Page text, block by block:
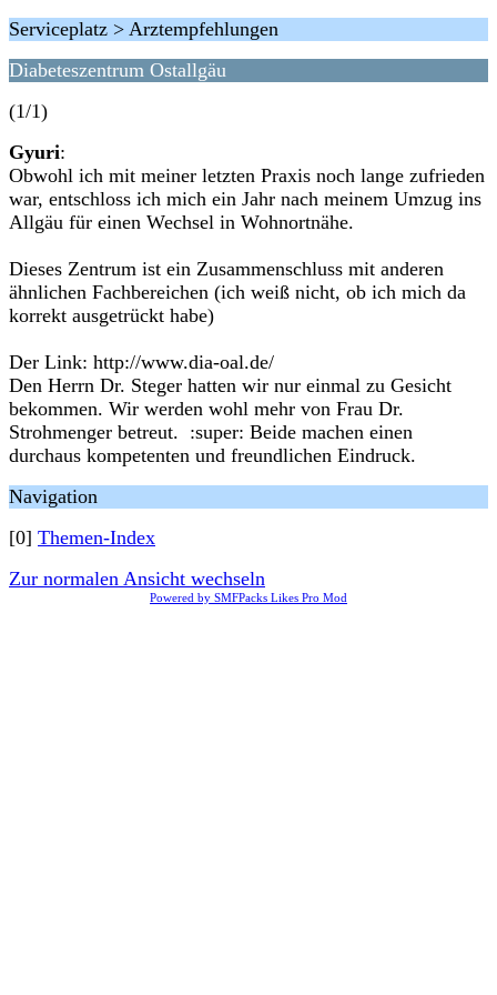
Serviceplatz > Arztempfehlungen
Diabeteszentrum Ostallgäu
(1/1)
Gyuri:
Obwohl ich mit meiner letzten Praxis noch lange zufrieden
war, entschloss ich mich ein Jahr nach meinem Umzug ins
Allgäu für einen Wechsel in Wohnortnähe.
Dieses Zentrum ist ein Zusammenschluss mit anderen
ähnlichen Fachbereichen (ich weiß nicht, ob ich mich da
korrekt ausgetrückt habe)
Der Link: http://www.dia-oal.de/
Den Herrn Dr. Steger hatten wir nur einmal zu Gesicht
bekommen. Wir werden wohl mehr von Frau Dr.
Strohmenger betreut. :super: Beide machen einen
durchaus kompetenten und freundlichen Eindruck.
Navigation
[0] Themen-Index
Zur normalen Ansicht wechseln
Powered by SMFPacks Likes Pro Mod